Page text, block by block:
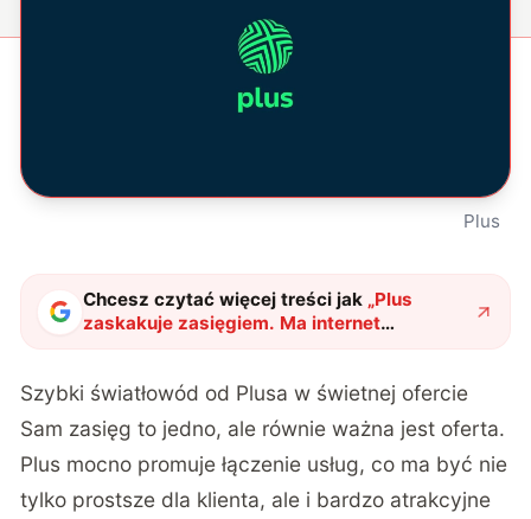
Plus
Chcesz czytać więcej treści jak „Plus
zaskakuje zasięgiem. Ma internet
stacjonarny tam, gdzie inni się poddali"?
Szybki światłowód od Plusa w świetnej ofercie
Sam zasięg to jedno, ale równie ważna jest oferta.
Plus mocno promuje łączenie usług, co ma być nie
tylko prostsze dla klienta, ale i bardzo atrakcyjne